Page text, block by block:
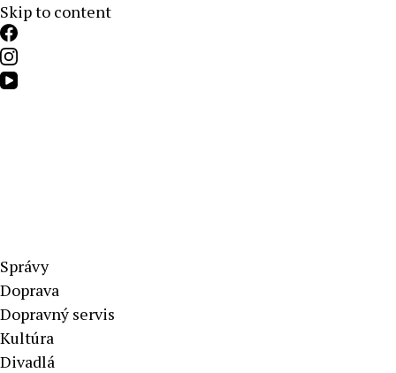
Skip to content
Aktuálne správy – severné Slovensko
Správy
Doprava
Dopravný servis
Kultúra
Divadlá